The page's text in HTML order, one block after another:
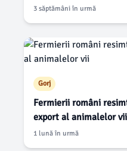
3 săptămâni în urmă
Gorj
Fermierii români
export al animalelor vii
1 lună în urmă